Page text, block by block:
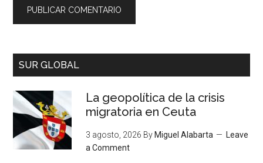
SUR GLOBAL
La geopolítica de la crisis
migratoria en Ceuta
3 agosto, 2026 By Miguel Alabarta
Leave
a Comment